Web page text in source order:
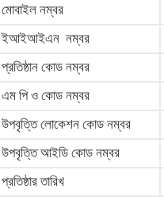
মোবাইল নম্বর
ইআইআইএন নম্বর
প্রতিষ্ঠান কোড নম্বর
এম পি ও কোড নম্বর
উপবৃত্তি লোকেশন কোড নম্বর
উপবৃত্তি আইডি কোড নম্বর
প্রতিষ্ঠার তারিখ